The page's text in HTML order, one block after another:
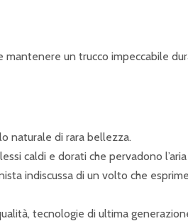
un trucco impeccabile
naturale di rara bellezza.
caldi e dorati che pervadono
indiscussa di un volto che
tecnologie di ultima